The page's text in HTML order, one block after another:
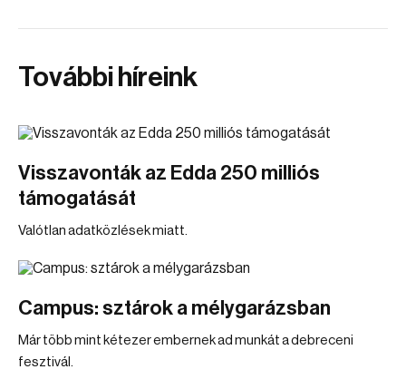
További híreink
Visszavonták az Edda 250 milliós
támogatását
Valótlan adatközlések miatt.
Campus: sztárok a mélygarázsban
Már több mint kétezer embernek ad munkát a debreceni
fesztivál.